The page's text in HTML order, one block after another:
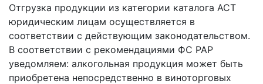
Отгрузка продукции из категории каталога АСТ
юридическим лицам осуществляется в
соответствии с действующим законодательством.
В соответствии с рекомендациями ФС РАР
уведомляем: алкогольная продукция может быть
приобретена непосредственно в виноторговых